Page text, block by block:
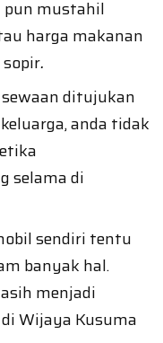
pun mustahil
harga makanan
.
ditujukan
anda tidak
selama di
sendiri tentu
banyak hal.
menjadi
Wijaya Kusuma